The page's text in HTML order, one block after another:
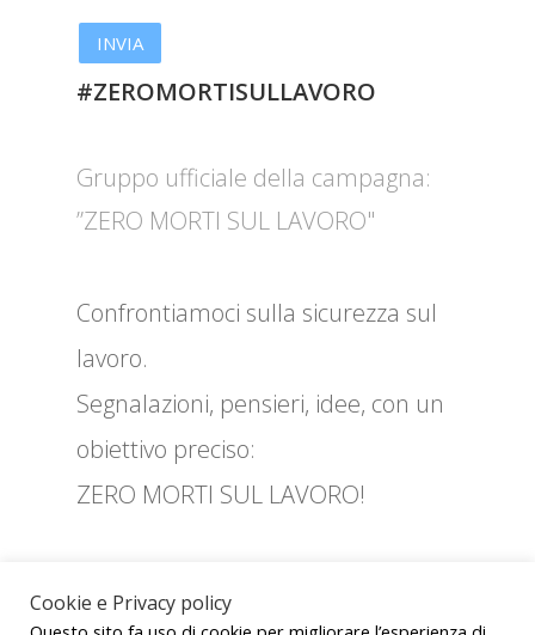
#ZEROMORTISULLAVORO
Gruppo ufficiale della campagna:
”ZERO MORTI SUL LAVORO"
Confrontiamoci sulla sicurezza sul
lavoro.
Segnalazioni, pensieri, idee, con un
obiettivo preciso:
ZERO MORTI SUL LAVORO!
ZE
Cookie e Privacy policy